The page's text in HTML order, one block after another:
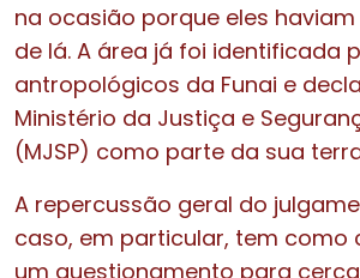
na ocasião porque eles
de lá. A área já foi identificada
antropológicos da Funai e
Ministério da Justiça e
(MJSP) como parte da sua
A repercussão geral do
caso, em particular, tem como
um questionamento para